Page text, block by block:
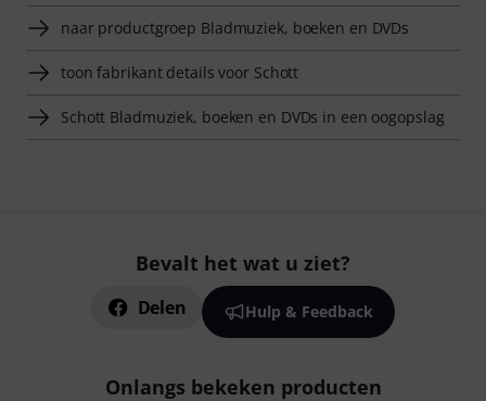
naar productgroep Bladmuziek, boeken en DVDs
toon fabrikant details voor Schott
Schott Bladmuziek, boeken en DVDs in een oogopslag
Bevalt het wat u ziet?
Delen Hulp & Feedback
Onlangs bekeken producten